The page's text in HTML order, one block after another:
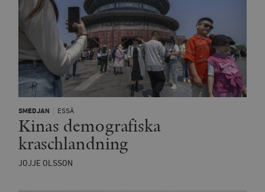
SMEDJAN ESSÄ
Kinas demografiska
kraschlandning
JOJJE OLSSON